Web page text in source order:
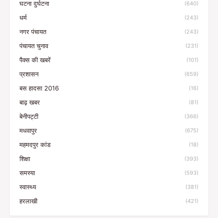
घटना दुर्घटना (640)
धर्म (243)
नगर पंचायत (243)
पंचायत चुनाव (231)
पैक्स की खबरें (101)
प्रशासन (659)
बस हादसा 2016 (16)
बाढ़ खबर (81)
बेनीपट्टी (366)
मधवापुर (675)
महमदपुर कांड (18)
शिक्षा (393)
समस्या (593)
स्वास्थ्य (381)
हरलाखी (421)